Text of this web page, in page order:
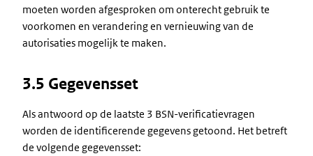
moeten worden afgesproken om onterecht gebruik te
voorkomen en verandering en vernieuwing van de
autorisaties mogelijk te maken.
3.5 Gegevensset
Als antwoord op de laatste 3 BSN-verificatievragen
worden de identificerende gegevens getoond. Het betreft
de volgende gegevensset: